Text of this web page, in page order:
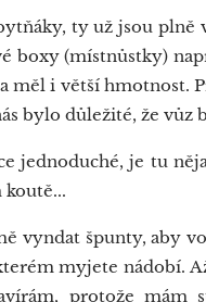
ty už jsou plně
boxy (místnůstky)
měl i větší hmotnost.
bylo důležité, že vůz
jednoduché, je tu
vyndat špunty, aby
myjete nádobí.
protože mám